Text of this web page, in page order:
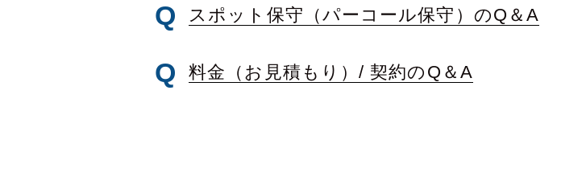
スポット保守（パーコール保守）のQ＆A
料金（お見積もり）/ 契約のQ＆A